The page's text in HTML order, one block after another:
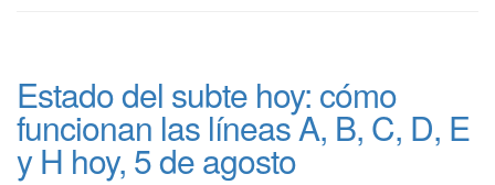
Estado del subte hoy: cómo
funcionan las líneas A, B, C, D, E
y H hoy, 5 de agosto